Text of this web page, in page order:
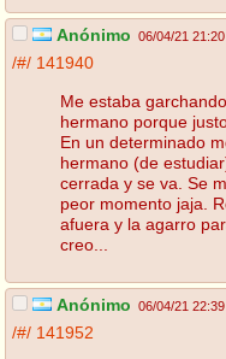
Anónimo 06/04/21 21:20
/#/ 141940
Me estaba
hermano porque
En un determinado
hermano (de
cerrada y se va. Se
peor momento jaja.
afuera y la agarro
creo...
Anónimo 06/04/21 22:39
/#/ 141952